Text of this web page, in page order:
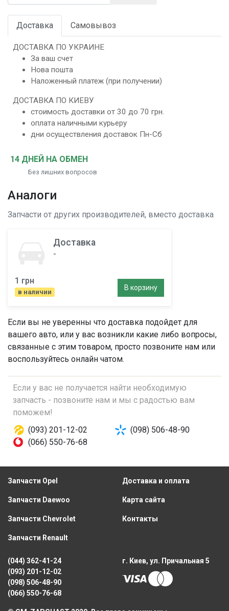
Доставка Самовывоз
ДОСТАВКА ПО УКРАИНЕ
За ваш счет
Нова пошта
Наложенный платеж (при получении)
ДОСТАВКА ПО КИЕВУ
стоимость доставки от 30 до 70 грн.
оплата наличными курьеру
дни осуществления доставок Пн-Сб
14 ДНЕЙ НА ОБМЕН
Без лишних вопросов
Аналоги
Запчасти от других производителей, вместо доставка
Доставка
-
1 грн
в наличии
В корзину
Если вы не уверенны что доставка подойдет для
вашего авто, или у вас возникли какие либо вопросы,
связанные с этим товаром, просто позвоните нам или
воспользуйтесь онлайн чатом.
Если у вас не получается найти необходимую
запчасть - позвоните нам и мы с радостью вам
поможем!
(093) 201-12-02
(098) 506-48-90
(066) 550-76-68
Запчасти Opel
Запчасти Daewoo
Запчасти Chevrolet
Запчасти Renault
Доставка и оплата
Карта сайта
Контакты
(044) 362-41-24
(093) 201-12-02
(098) 506-48-90
(066) 550-76-68
г. Киев, ул. Причальная 5